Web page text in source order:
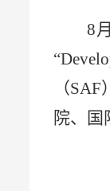
8
（
院、国